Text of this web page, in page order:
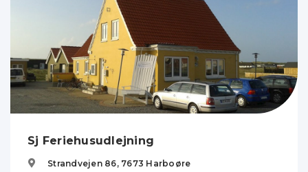
Sj Feriehusudlejning
Strandvejen 86, 7673 Harboøre